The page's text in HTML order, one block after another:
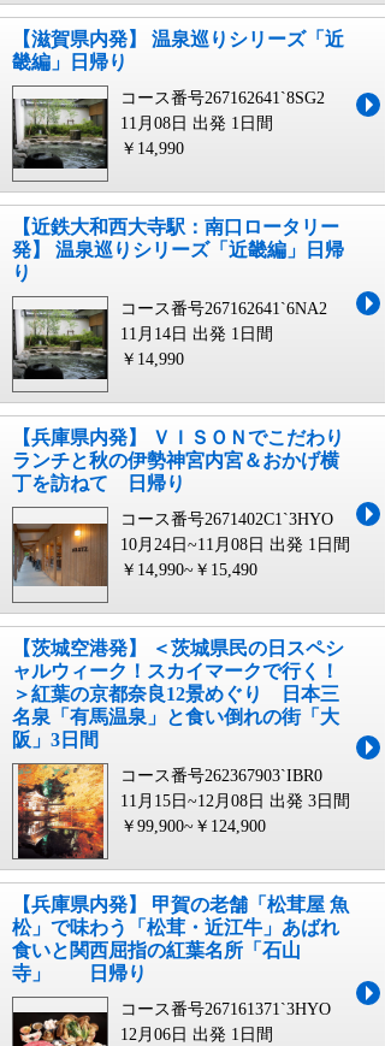
【滋賀県内発】 温泉巡りシリーズ「近
畿編」日帰り
コース番号267162641`8SG2
11月08日 出発 1日間
￥14,990
【近鉄大和西大寺駅：南口ロータリー
発】 温泉巡りシリーズ「近畿編」日帰
り
コース番号267162641`6NA2
11月14日 出発 1日間
￥14,990
【兵庫県内発】 ＶＩＳＯＮでこだわり
ランチと秋の伊勢神宮内宮＆おかげ横
丁を訪ねて 日帰り
コース番号2671402C1`3HYO
10月24日~11月08日 出発 1日間
￥14,990~￥15,490
【茨城空港発】 ＜茨城県民の日スペシ
ャルウィーク！スカイマークで行く！
＞紅葉の京都奈良12景めぐり 日本三
名泉「有馬温泉」と食い倒れの街「大
阪」3日間
コース番号262367903`IBR0
11月15日~12月08日 出発 3日間
￥99,900~￥124,900
【兵庫県内発】 甲賀の老舗「松茸屋 魚
松」で味わう「松茸・近江牛」あばれ
食いと関西屈指の紅葉名所「石山
寺」 日帰り
コース番号267161371`3HYO
12月06日 出発 1日間